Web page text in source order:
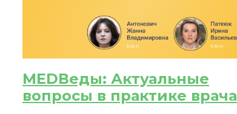
MEDВеды: Актуальные
вопросы в практике врача